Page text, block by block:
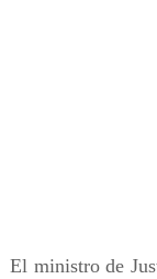
El ministro de